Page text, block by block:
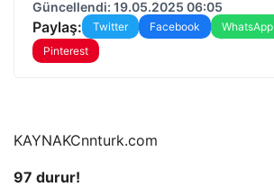
Güncellendi: 19.05.2025 06:05
Paylaş: Twitter Facebook WhatsApp
Pinterest
KAYNAKCnnturk.com
97 durur!